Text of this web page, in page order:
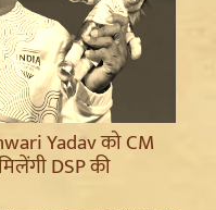
Yadav को CM
DSP की